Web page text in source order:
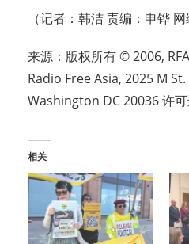
（记者：韩洁 责编：申铧 网
来源：版权所有 © 2006,
Radio Free Asia, 2025 M
Washington DC 20036 许可
相关